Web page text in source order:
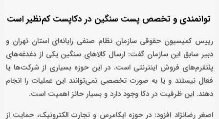
توانمندی و تخصص پست سنگین در دکاپست کم‌نظیر است
رییس کمیسیون حقوقی سازمان نظام صنفی رایانه‌ای استان تهران و
دبیر سابق این سازمان گفت: ارسال کالاهای سنگین یکی از دغدغه‌های
پلتفرم‌های فروش اینترنتی است. در این حوزه بسیاری از شرکت‌ها یا
فعال نیستند و یا به صورت تخصصی نمی‌توانند این عملیات را انجام
دهند. این ظرفیت در دکا وجود دارد و بسیار حائز اهمیت است.
اصغر رضانژاد افزود: در حوزه ایکامرس و تجارت الکترونیک، حمایت از